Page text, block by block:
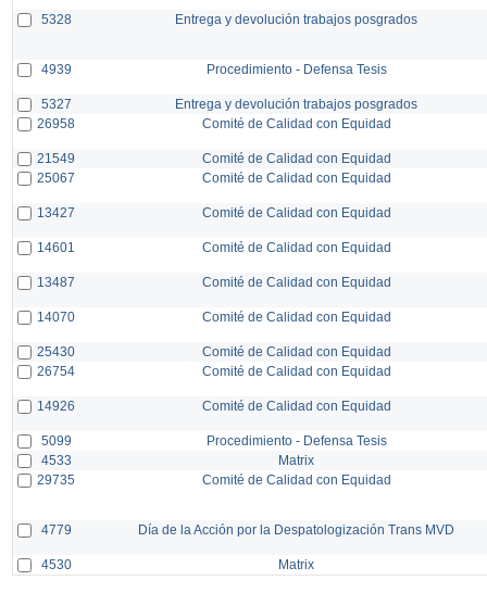
5328 Entrega y devolución trabajos posgrados
4939 Procedimiento - Defensa Tesis
5327
Entrega y devolución trabajos posgrados
26958
Comité de Calidad con Equidad
21549
Comité de Calidad con Equidad
25067
Comité de Calidad con Equidad
13427 Comité de Calidad con Equidad
14601 Comité de Calidad con Equidad
13487 Comité de Calidad con Equidad
14070 Comité de Calidad con Equidad
25430
Comité de Calidad con Equidad
26754
Comité de Calidad con Equidad
14926 Comité de Calidad con Equidad
5099
Procedimiento - Defensa Tesis
4533
Matrix
29735
Comité de Calidad con Equidad
4779 Día de la Acción por la Despatologización Trans MVD
4530 Matrix